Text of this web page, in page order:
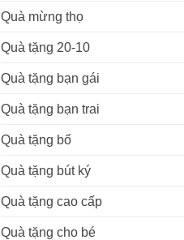
Quà mừng thọ
Quà tặng 20-10
Quà tặng bạn gái
Quà tặng bạn trai
Quà tặng bố
Quà tặng bút ký
Quà tặng cao cấp
Quà tặng cho bé